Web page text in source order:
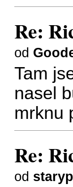
Re:
od
Tam
nasel
mrknu
Re:
od